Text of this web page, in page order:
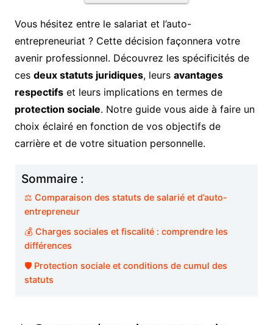
Vous hésitez entre le salariat et l’auto-
entrepreneuriat ? Cette décision façonnera votre
avenir professionnel. Découvrez les spécificités de
ces deux statuts juridiques, leurs avantages
respectifset leurs implications en termes de
protection sociale. Notre guide vous aide à faire un
choix éclairé en fonction de vos objectifs de
carrière et de votre situation personnelle.
Sommaire :
⚖️ Comparaison des statuts de salarié et d’auto-
entrepreneur
💰 Charges sociales et fiscalité : comprendre les
différences
🛡️ Protection sociale et conditions de cumul des
statuts